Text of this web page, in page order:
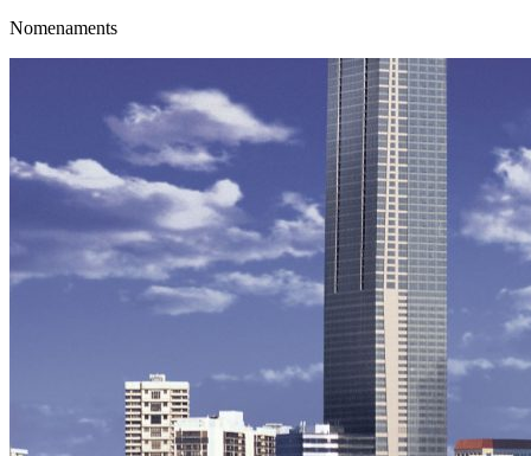
Nomenaments